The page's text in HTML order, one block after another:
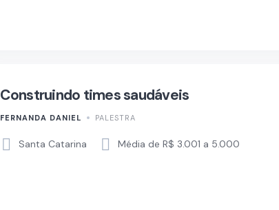
Construindo times saudáveis
FERNANDA DANIEL PALESTRA
Santa Catarina Média de R$ 3.001 a 5.000